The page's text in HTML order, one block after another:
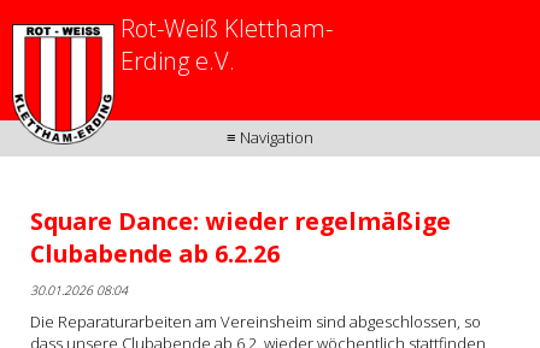
≡ Navigation
Rot-Weiß Klettham-
Erding e.V.
Square Dance: wieder regelmäßige
Clubabende ab 6.2.26
30.01.2026 08:04
Die Reparaturarbeiten am Vereinsheim sind abgeschlossen, so
dass unsere Clubabende ab 6.2. wieder wöchentlich stattfinden